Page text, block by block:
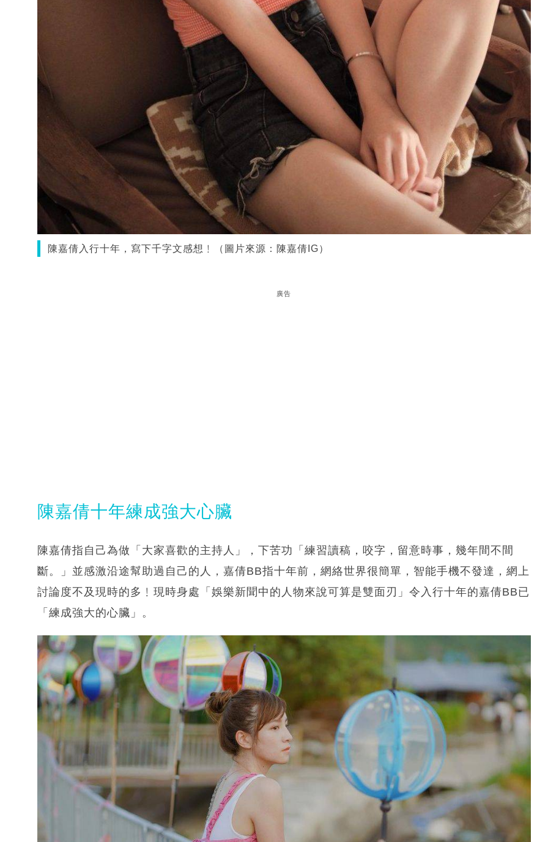
陳嘉倩入行十年，寫下千字文感想﹗（圖片來源：陳嘉倩IG）
廣告
陳嘉倩十年練成強大心臟
陳嘉倩指自己為做「大家喜歡的主持人」，下苦功「練習讀稿，咬字，留意時事，幾年間不間
斷。」並感激沿途幫助過自己的人，嘉倩BB指十年前，網絡世界很簡單，智能手機不發達，網上
討論度不及現時的多﹗現時身處「娛樂新聞中的人物來說可算是雙面刃」令入行十年的嘉倩BB已
「練成強大的心臟」。